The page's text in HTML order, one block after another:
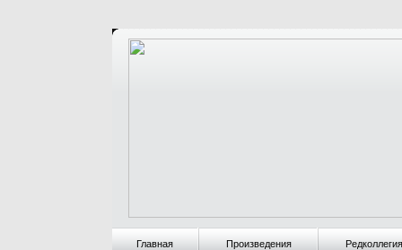
Главная Произведения Редколлегия